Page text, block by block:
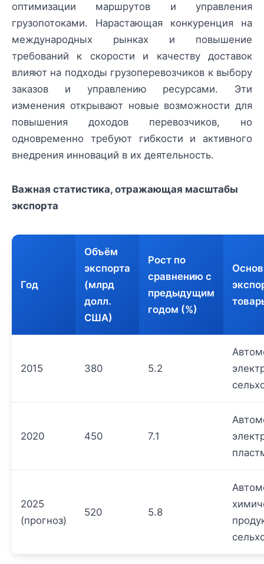
оптимизации маршрутов и управления
грузопотоками. Нарастающая конкуренция на
международных рынках и повышение
требований к скорости и качеству доставок
влияют на подходы грузоперевозчиков к выбору
заказов и управлению ресурсами. Эти
изменения открывают новые возможности для
повышения доходов перевозчиков, но
одновременно требуют гибкости и активного
внедрения инноваций в их деятельность.
Важная статистика, отражающая масштабы
экспорта
Год
Объём
экспорта
(млрд
долл.
США)
Рост по
сравнению с
предыдущим
годом (%)
2015 380 5.2
2020 450 7.1
2025
(прогноз)
520 5.8